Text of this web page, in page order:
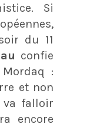
Si
du 11
confie
:
et non
va falloir
encore